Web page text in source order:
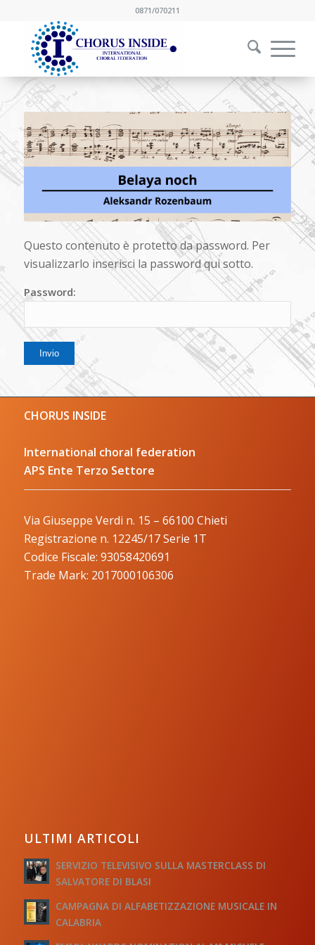
0871/070211
Questo contenuto è protetto da password. Per
visualizzarlo inserisci la password qui sotto.
Password:
CHORUS INSIDE
International choral federation
APS Ente Terzo Settore
Via Giuseppe Verdi n. 15 – 66100 Chieti
Registrazione n. 12245/17 Serie 1T
Codice Fiscale: 93058420691
Trade Mark: 2017000106306
ULTIMI ARTICOLI
SERVIZIO TELEVISIVO SULLA MASTERCLASS DI
SALVATORE DI BLASI
CAMPAGNA DI ALFABETIZZAZIONE MUSICALE IN
CALABRIA